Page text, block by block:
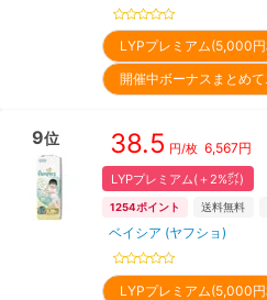
LYPプレミアム(5,000
開催中ボーナスまとめ
9位 38.5 円/枚 6,567円
LYPプレミアム(＋2%㌽)
1254ポイント 送料無料
ベイシア (ヤフショ)
LYPプレミアム(5,000